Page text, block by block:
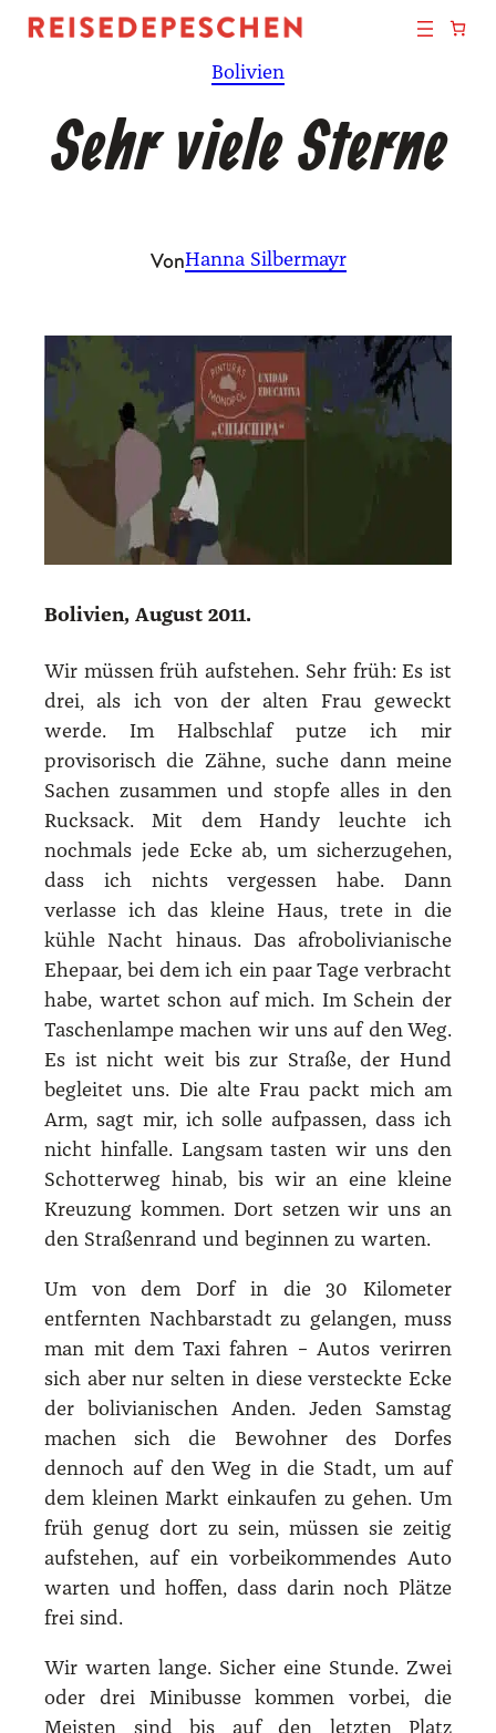
Zum
Bolivien
Sehr viele Sterne
VonHanna Silbermayr
Bolivien, August 2011.
Wir müssen früh aufstehen. Sehr früh: Es ist
drei, als ich von der alten Frau geweckt
werde. Im Halbschlaf putze ich mir
provisorisch die Zähne, suche dann meine
Sachen zusammen und stopfe alles in den
Rucksack. Mit dem Handy leuchte ich
nochmals jede Ecke ab, um sicherzugehen,
dass ich nichts vergessen habe. Dann
verlasse ich das kleine Haus, trete in die
kühle Nacht hinaus. Das afrobolivianische
Ehepaar, bei dem ich ein paar Tage verbracht
habe, wartet schon auf mich. Im Schein der
Taschenlampe machen wir uns auf den Weg.
Es ist nicht weit bis zur Straße, der Hund
begleitet uns. Die alte Frau packt mich am
Arm, sagt mir, ich solle aufpassen, dass ich
nicht hinfalle. Langsam tasten wir uns den
Schotterweg hinab, bis wir an eine kleine
Kreuzung kommen. Dort setzen wir uns an
den Straßenrand und beginnen zu warten.
Um von dem Dorf in die 30 Kilometer
entfernten Nachbarstadt zu gelangen, muss
man mit dem Taxi fahren – Autos verirren
sich aber nur selten in diese versteckte Ecke
der bolivianischen Anden. Jeden Samstag
machen sich die Bewohner des Dorfes
dennoch auf den Weg in die Stadt, um auf
dem kleinen Markt einkaufen zu gehen. Um
früh genug dort zu sein, müssen sie zeitig
aufstehen, auf ein vorbeikommendes Auto
warten und hoffen, dass darin noch Plätze
frei sind.
Wir warten lange. Sicher eine Stunde. Zwei
oder drei Minibusse kommen vorbei, die
Meisten sind bis auf den letzten Platz